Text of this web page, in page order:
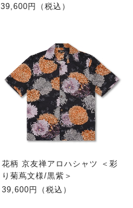
39,600円（税込）
花柄 京友禅アロハシャツ ＜彩
り菊蔦文様/黒紫＞
39,600円（税込）